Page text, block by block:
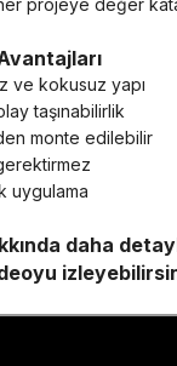
projeye değer
ve kokusuz yapı
taşınabilirlik
monte edilebilir
uygulama
daha